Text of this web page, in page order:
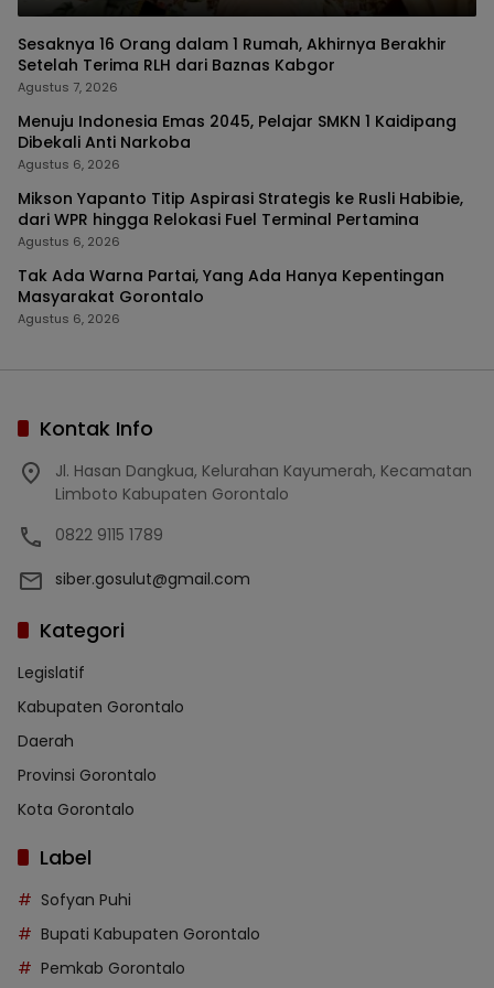
Sesaknya 16 Orang dalam 1 Rumah, Akhirnya Berakhir
Setelah Terima RLH dari Baznas Kabgor
Agustus 7, 2026
Menuju Indonesia Emas 2045, Pelajar SMKN 1 Kaidipang
Dibekali Anti Narkoba
Agustus 6, 2026
Mikson Yapanto Titip Aspirasi Strategis ke Rusli Habibie,
dari WPR hingga Relokasi Fuel Terminal Pertamina
Agustus 6, 2026
Tak Ada Warna Partai, Yang Ada Hanya Kepentingan
Masyarakat Gorontalo
Agustus 6, 2026
Kontak Info
Jl. Hasan Dangkua, Kelurahan Kayumerah, Kecamatan
Limboto Kabupaten Gorontalo
0822 9115 1789
siber.gosulut@gmail.com
Kategori
Legislatif
Kabupaten Gorontalo
Daerah
Provinsi Gorontalo
Kota Gorontalo
Label
Sofyan Puhi
Bupati Kabupaten Gorontalo
Pemkab Gorontalo